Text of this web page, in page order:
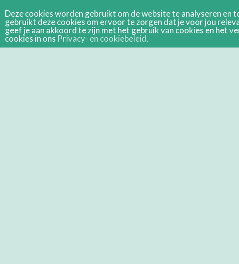
Deze cookies worden gebruikt om de website te analyseren
gebruikt deze cookies om ervoor te zorgen dat je voor jou
geef je aan akkoord te zijn met het gebruik van cookies en het
cookies in ons Privacy- en cookiebeleid.